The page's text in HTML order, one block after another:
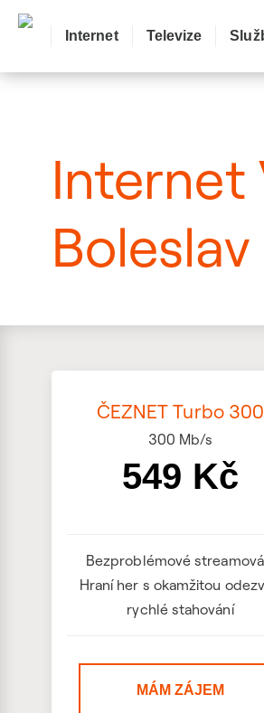
Internet Televize
Internet
ČEZNET Turbo 300
300 Mb/s
549 Kč
Bezproblémové
Hraní her s okamžitou
rychlé stahování
MÁM ZÁJEM
: Mapa pokrytí ulice